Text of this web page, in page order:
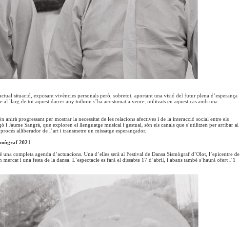
situació, exposant vivències personals però, sobretot, aportant una visió del futur plena d’esperança
al llarg de tot aquest darrer any tothom s’ha acostumat a veure, utilitzats en aquest cas amb una
anirà progressant per mostrar la necessitat de les relacions afectives i de la interacció social entre els
i Jaume Sangrà, que exploren el llenguatge musical i gestual, són els canals que s’utilitzen per arribar al
alliberador de l’art i transmetre un missatge esperançador.
2021
completa agenda d’actuacions. Una d’elles serà al Festival de Dansa Sismògraf d’Olot, l’epicentre de
i una festa de la dansa. L’espectacle es farà el dissabte 17 d’abril, i abans també s’haurà ofert l’1